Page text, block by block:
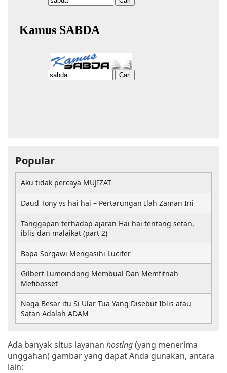
Ada banyak situs layanan hosting(yang menerima
unggahan) gambar yang dapat Anda gunakan, antara
lain:
Popular
Aku tidak percaya MUJIZAT
Daud Tony vs hai hai – Pertarungan Ilah Zaman Ini
Tanggapan terhadap ajaran Hai hai tentang setan,
iblis dan malaikat (part 2)
Bapa Sorgawi Mengasihi Lucifer
Gilbert Lumoindong Membual Dan Memfitnah
Mefibosset
Naga Besar itu Si Ular Tua Yang Disebut Iblis atau
Satan Adalah ADAM